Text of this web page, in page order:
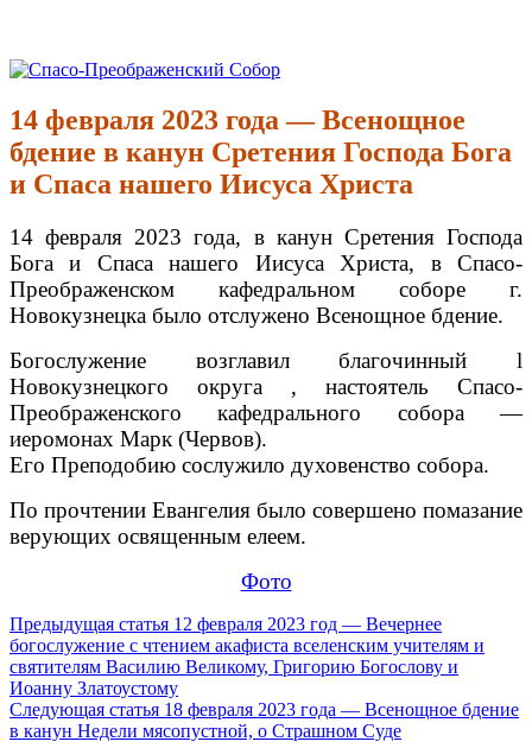
Перейти
содержимому
Спасо-Преображенский Собор
Спасо-Преображенский кафедральный Собор Новокузнецк
14 февраля 2023 года — Всенощное
бдение в канун Сретения Господа Бога
и Спаса нашего Иисуса Христа
14 февраля 2023 года, в канун Сретения Господа
Бога и Спаса нашего Иисуса Христа, в Спасо-
Преображенском кафедральном соборе г.
Новокузнецка было отслужено Всенощное бдение.
Богослужение возглавил благочинный l
Новокузнецкого округа , настоятель Спасо-
Преображенского кафедрального собора —
иеромонах Марк (Червов).
Его Преподобию сослужило духовенство собора.
По прочтении Евангелия было совершено помазание
верующих освященным елеем.
Фото
Продолжить
чтение
Предыдущая статья 12 февраля 2023 год — Вечернее
богослужение с чтением акафиста вселенским учителям и
святителям Василию Великому, Григорию Богослову и
Иоанну Златоустому
Следующая статья 18 февраля 2023 года — Всенощное бдение
в канун Недели мясопустной, о Страшном Суде